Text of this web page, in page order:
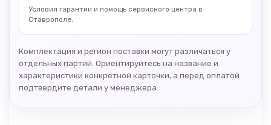
Условия гарантии и помощь сервисного центра в
Ставрополе.
Комплектация и регион поставки могут различаться у
отдельных партий. Ориентируйтесь на название и
характеристики конкретной карточки, а перед оплатой
подтвердите детали у менеджера.